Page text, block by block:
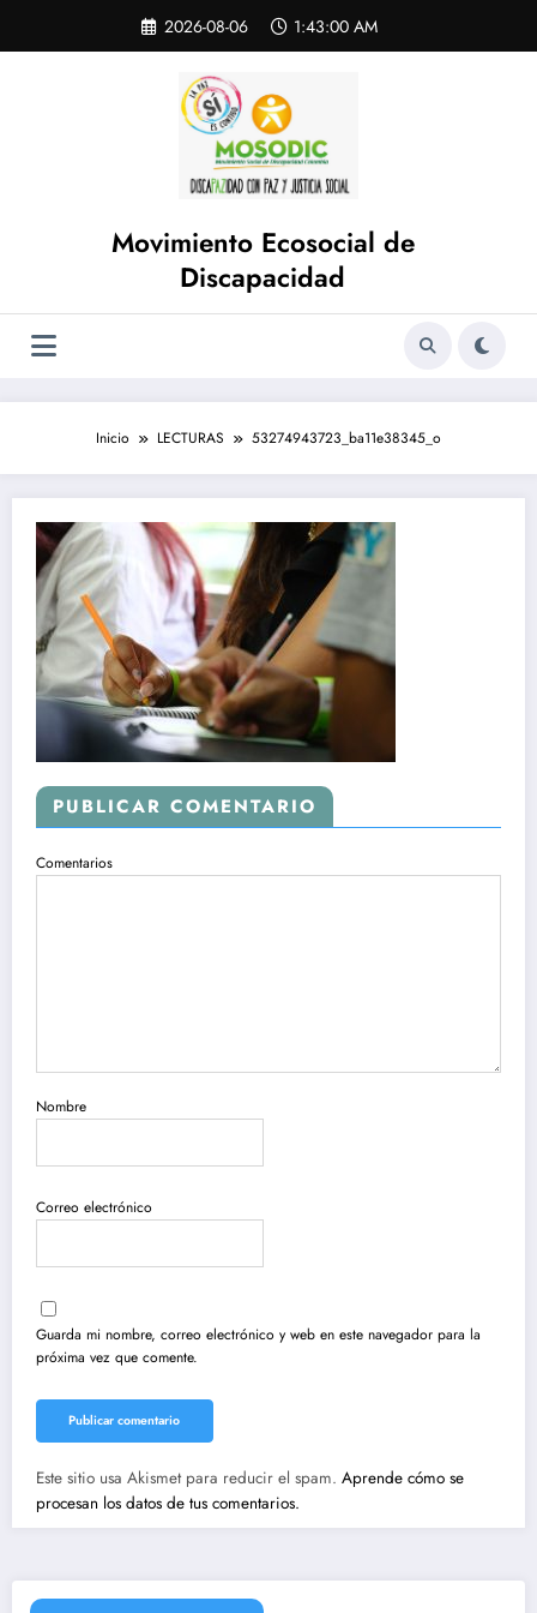
contenido
2026-08-06 1:43:00 AM
Movimiento Ecosocial de
Discapacidad
Inicio LECTURAS 53274943723_ba11e38345_o
PUBLICAR COMENTARIO
Comentarios
Nombre
Correo electrónico
Guarda mi nombre, correo electrónico y web en este navegador para la
próxima vez que comente.
Este sitio usa Akismet para reducir el spam. Aprende cómo se
procesan los datos de tus comentarios.